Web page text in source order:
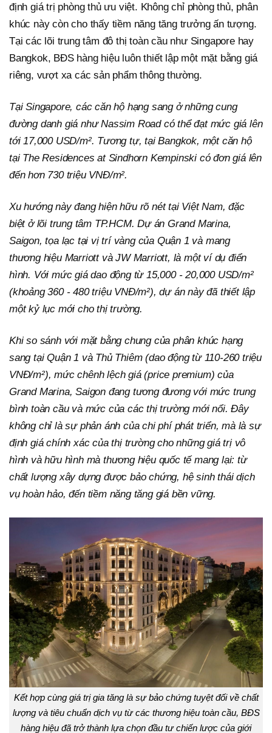
định giá trị phòng thủ ưu việt. Không chỉ phòng thủ, phân
khúc này còn cho thấy tiềm năng tăng trưởng ấn tượng.
Tại các lõi trung tâm đô thị toàn cầu như Singapore hay
Bangkok, BĐS hàng hiệu luôn thiết lập một mặt bằng giá
riêng, vượt xa các sản phẩm thông thường.
Tại Singapore, các căn hộ hạng sang ở những cung
đường danh giá như Nassim Road có thể đạt mức giá lên
tới 17,000 USD/m². Tương tự, tại Bangkok, một căn hộ
tại The Residences at Sindhorn Kempinski có đơn giá lên
đến hơn 730 triệu VNĐ/m².
Xu hướng này đang hiện hữu rõ nét tại Việt Nam, đặc
biệt ở lõi trung tâm TP.HCM. Dự án Grand Marina,
Saigon, tọa lạc tại vị trí vàng của Quận 1 và mang
thương hiệu Marriott và JW Marriott, là một ví dụ điển
hình. Với mức giá dao động từ 15,000 - 20,000 USD/m²
(khoảng 360 - 480 triệu VNĐ/m²), dự án này đã thiết lập
một kỷ lục mới cho thị trường.
Khi so sánh với mặt bằng chung của phân khúc hạng
sang tại Quận 1 và Thủ Thiêm (dao động từ 110-260 triệu
VNĐ/m²), mức chênh lệch giá (price premium) của
Grand Marina, Saigon đang tương đương với mức trung
bình toàn cầu và mức của các thị trường mới nổi. Đây
không chỉ là sự phản ánh của chi phí phát triển, mà là sự
định giá chính xác của thị trường cho những giá trị vô
hình và hữu hình mà thương hiệu quốc tế mang lại: từ
chất lượng xây dựng được bảo chứng, hệ sinh thái dịch
vụ hoàn hảo, đến tiềm năng tăng giá bền vững.
Kết hợp cùng giá trị gia tăng là sự bảo chứng tuyệt đối về chất
lượng và tiêu chuẩn dịch vụ từ các thương hiệu toàn cầu, BĐS
hàng hiệu đã trở thành lựa chọn đầu tư chiến lược của giới